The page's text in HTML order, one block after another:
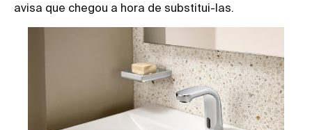
avisa que chegou a hora de substitui-las.